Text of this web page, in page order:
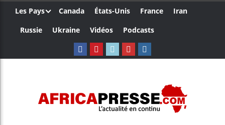
Les Pays Canada États-Unis France
Iran
Russie
Ukraine Vidéos Podcasts